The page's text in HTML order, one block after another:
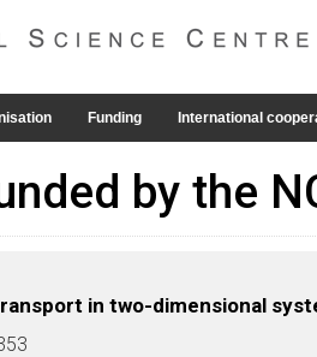
Funding International
by the
in two-dimensional